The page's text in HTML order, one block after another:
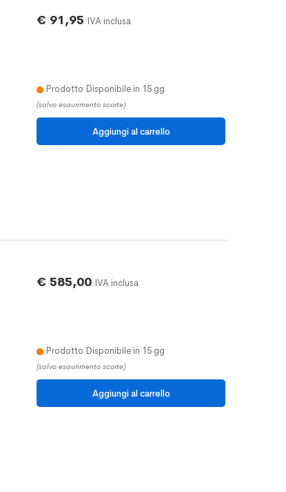
€ 91,95 IVA inclusa
Prodotto Disponibile in 15 gg
(salvo esaurimento scorte)
€ 585,00 IVA inclusa
Prodotto Disponibile in 15 gg
(salvo esaurimento scorte)